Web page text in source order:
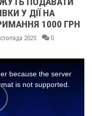
ЛЮДМИЛУ
МАЛИНЕНКО
14 листопада 2025